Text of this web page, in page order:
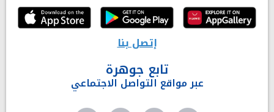
إتصل بنا
تابع جوهرة
عبر مواقع التواصل الاجتماعي